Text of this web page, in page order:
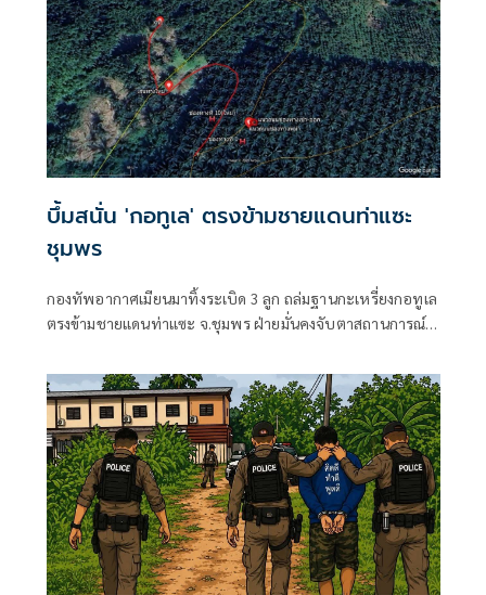
บึ้มสนั่น 'กอทูเล' ตรงข้ามชายแดนท่าแซะ
ชุมพร
กองทัพอากาศเมียนมาทิ้งระเบิด 3 ลูก ถล่มฐานกะเหรี่ยงกอทูเล
ตรงข้ามชายแดนท่าแซะ จ.ชุมพร ฝ่ายมั่นคงจับตาสถานการณ์